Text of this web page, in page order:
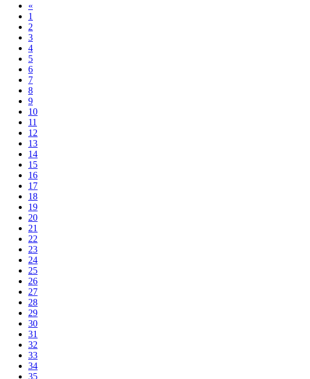
«
1
2
3
4
5
6
7
8
9
10
11
12
13
14
15
16
17
18
19
20
21
22
23
24
25
26
27
28
29
30
31
32
33
34
35